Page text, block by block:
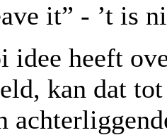
it” - ’t is
idee heeft
kan dat